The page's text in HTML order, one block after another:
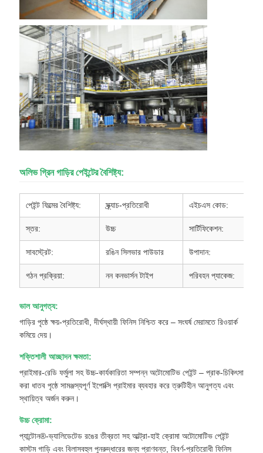
অলিভ গ্রিন গাড়ির পেইন্টের বৈশিষ্ট্য:
পেইন্ট ফিল্মের বৈশিষ্ট্য: স্ক্র্যাচ-প্রতিরোধী এইচএস কোড:
স্তর: উচ্চ সার্টিফিকেশন:
সাবস্ট্রেট: রঙিন সিলভার পাউডার উপাদান:
গঠন প্রক্রিয়া: নন কনভার্সন টাইপ পরিবহন প্যাকেজ:
ভাল আনুগত্য:
গাড়ির পৃষ্ঠে ক্ষয়-প্রতিরোধী, দীর্ঘস্থায়ী ফিনিস নিশ্চিত করে – সংঘর্ষ মেরামতে রিওয়ার্ক
কমিয়ে দেয়।
শক্তিশালী আচ্ছাদন ক্ষমতা:
প্রাইমার-রেডি ফর্মুলা সহ উচ্চ-কার্যকারিতা সম্পন্ন অটোমোটিভ পেইন্ট – প্রাক-চিকিৎসা
করা ধাতব পৃষ্ঠে সামঞ্জস্যপূর্ণ ইপোক্সি প্রাইমার ব্যবহার করে ত্রুটিহীন আনুগত্য এবং
স্থায়িত্ব অর্জন করুন।
উচ্চ ক্রোমা:
প্যান্টোন®-ভ্যালিডেটেড রঙের তীব্রতা সহ আল্ট্রা-হাই ক্রোমা অটোমোটিভ পেইন্ট
কাস্টম গাড়ি এবং বিলাসবহুল পুনরুদ্ধারের জন্য প্রাণবন্ত, বিবর্ণ-প্রতিরোধী ফিনিস